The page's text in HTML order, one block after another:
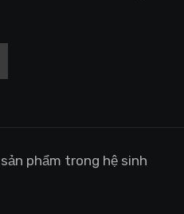
phẩm trong hệ sinh